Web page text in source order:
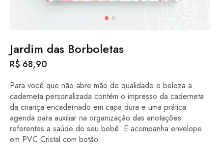
Jardim das Borboletas
R$ 68,90
Para você que não abre mão de qualidade e beleza a
caderneta personalizada contém o impresso da caderneta
da criança encadernado em capa dura e uma prática
agenda para auxiliar na organização das anotações
referentes a saúde do seu bebê. E acompanha envelope
em PVC Cristal com botão.